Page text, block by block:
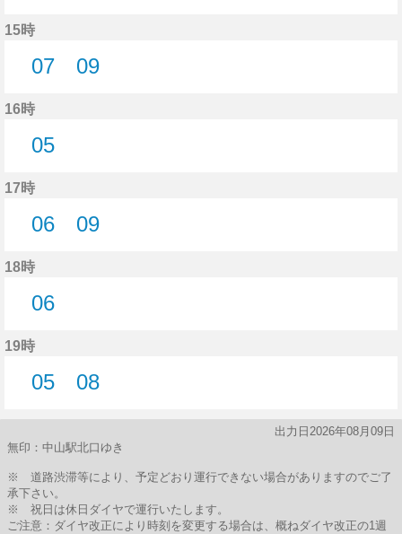
15時
07
09
16時
05
17時
06
09
18時
06
19時
05
08
出力日2026年08月09日
無印：中山駅北口ゆき
※ 道路渋滞等により、予定どおり運行できない場合がありますのでご了
承下さい。
※ 祝日は休日ダイヤで運行いたします。
ご注意：ダイヤ改正により時刻を変更する場合は、概ねダイヤ改正の1週